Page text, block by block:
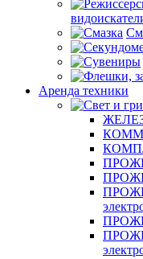
Аренда техники